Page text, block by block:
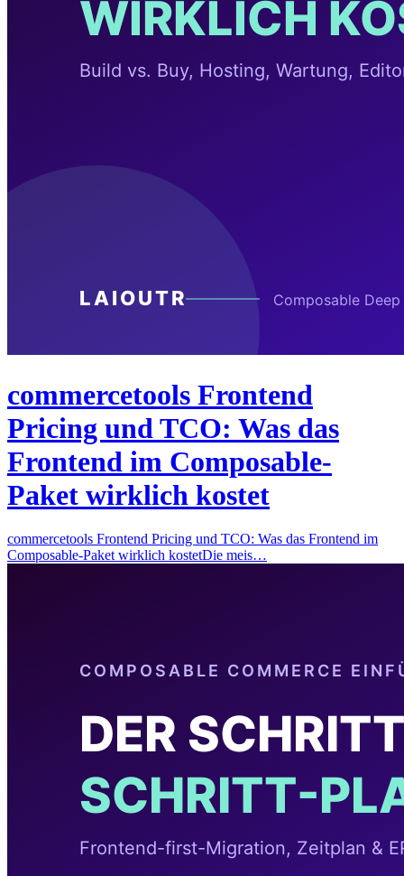
commercetools Frontend
Pricing und TCO: Was das
Frontend im Composable-
Paket wirklich kostet
commercetools Frontend Pricing und TCO: Was das Frontend im
Composable-Paket wirklich kostetDie meis…